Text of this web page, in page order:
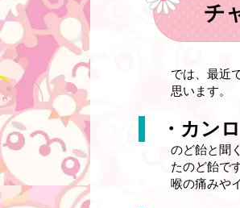
チ
では、最近
思います。
・カン
のど飴と聞
たのど飴で
喉の痛みや